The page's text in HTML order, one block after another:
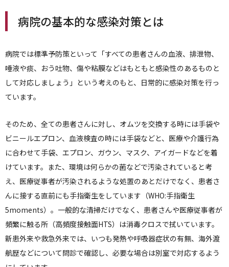
病院の基本的な感染対策とは
病院では標準予防策といって「すべての患者さんの血液、排泄物、
唾液や痰、おう吐物、傷や粘膜などはもともと感染性のあるものと
して対応しましょう」という考えのもと、日常的に感染対策を行っ
ています。
そのため、全ての患者さんに対し、オムツを交換する時には手袋や
ビニールエプロン、血液検査の時には手袋などと、医療や介護行為
に合わせて手袋、エプロン、ガウン、マスク、アイガードなどを着
けています。また、環境は何らかの菌などで汚染されていると考
え、医療従事者が汚染されるような処置のあとだけでなく、患者さ
んに接する直前にも手指衛生をしています（WHO:手指衛生
5moments）。一般的な清掃だけでなく、患者さんや医療従事者が
頻繁に触る所（高頻度接触面HTS）は消毒クロスで拭いています。
新患外来や救急外来では、いつも発熱や呼吸器症状の有無、海外渡
航歴などについて問診で確認し、必要な場合は別室で対応するよう